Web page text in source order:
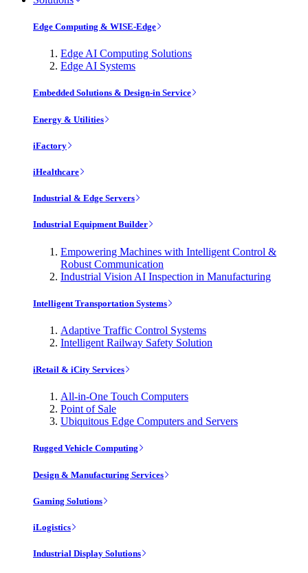
Edge Computing & WISE-Edge
Edge AI Computing Solutions
Edge AI Systems
Embedded Solutions & Design-in Service
Energy & Utilities
iFactory
iHealthcare
Industrial & Edge Servers
Industrial Equipment Builder
Empowering Machines with Intelligent Control &
Robust Communication
Industrial Vision AI Inspection in Manufacturing
Intelligent Transportation Systems
Adaptive Traffic Control Systems
Intelligent Railway Safety Solution
iRetail & iCity Services
All-in-One Touch Computers
Point of Sale
Ubiquitous Edge Computers and Servers
Rugged Vehicle Computing
Design & Manufacturing Services
Gaming Solutions
iLogistics
Industrial Display Solutions